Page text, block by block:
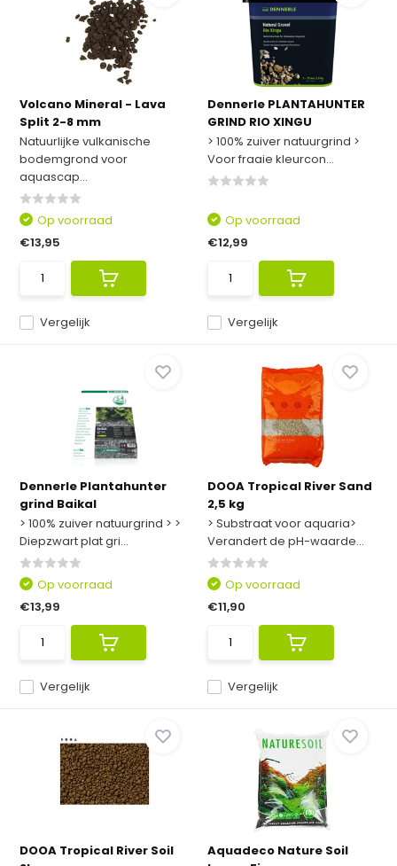
Volcano Mineral - Lava
Split 2-8 mm
Natuurlijke vulkanische
bodemgrond voor
aquascap...
Vergelijk
Op voorraad
€13,95
Dennerle PLANTAHUNTER
GRIND RIO XINGU
> 100% zuiver natuurgrind >
Voor fraaie kleurcon...
Vergelijk
Op voorraad
€12,99
Dennerle Plantahunter
grind Baikal
> 100% zuiver natuurgrind > >
Diepzwart plat gri...
Vergelijk
Op voorraad
€13,99
DOOA Tropical River Sand
2,5 kg
> Substraat voor aquaria>
Verandert de pH-waarde...
Vergelijk
Op voorraad
€11,90
DOOA Tropical River Soil
Aquadeco Nature Soil